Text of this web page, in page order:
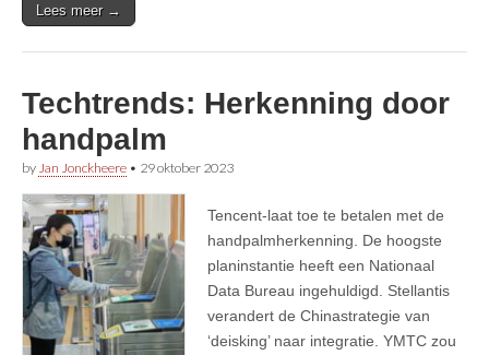
Lees meer →
Techtrends: Herkenning door
handpalm
by Jan Jonckheere • 29 oktober 2023
Tencent-laat toe te betalen met de
handpalmherkenning. De hoogste
planinstantie heeft een Nationaal
Data Bureau ingehuldigd. Stellantis
verandert de Chinastrategie van
‘deisking’ naar integratie. YMTC zou